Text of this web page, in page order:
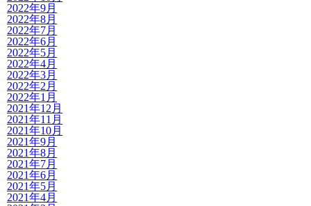
2022年9月
2022年8月
2022年7月
2022年6月
2022年5月
2022年4月
2022年3月
2022年2月
2022年1月
2021年12月
2021年11月
2021年10月
2021年9月
2021年8月
2021年7月
2021年6月
2021年5月
2021年4月